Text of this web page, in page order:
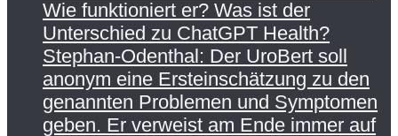
Wie funktioniert er? Was ist der
Unterschied zu ChatGPT Health?
Stephan-Odenthal: Der UroBert soll
anonym eine Ersteinschätzung zu den
genannten Problemen und Symptomen
geben. Er verweist am Ende immer auf